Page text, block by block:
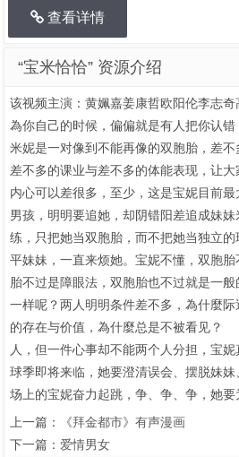
查看详情
“宝米恰恰” 资源介绍
该视频主演：黄姵嘉姜康哲欧阳伦李志
為你自己的时候，偏偏就是有人把你认
米妮是一对像到不能再像的双胞胎，差不
差不多的课业与差不多的体能表现，让
内心可以差很多，至少，这是宝妮目
男孩，明明要追她，却阴错阳差追成妹
练，只把她当双胞胎，而不把她当独立
平妹妹，一直来烦她。宝妮不懂，双胞
胎不过是障眼法，双胞胎也不过就是一
一样呢？两人明明条件差不多，為什麼
的存在与价值，為什麼总是不被看见
人，但一件心事却不能两个人分担，宝
球季即将来临，她要澄清误会、摆脱妹
场上的宝妮奋力起跳，争、争、争，她要
上一篇：
《拜金都市》有声漫画
下一篇： 爱情男女